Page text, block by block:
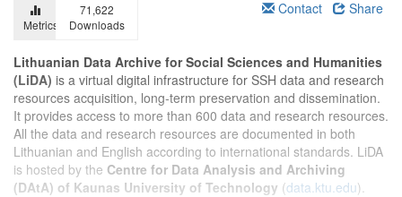
Metrics
71,622
Downloads
Contact Share
Lithuanian Data Archive for Social Sciences and Humanities
(LiDA) is a virtual digital infrastructure for SSH data and research
resources acquisition, long-term preservation and dissemination.
It provides access to more than 600 data and research resources.
All the data and research resources are documented in both
Lithuanian and English according to international standards. LiDA
is hosted by the Centre for Data Analysis and Archiving
(DAtA) of Kaunas University of Technology (data.ktu.edu).